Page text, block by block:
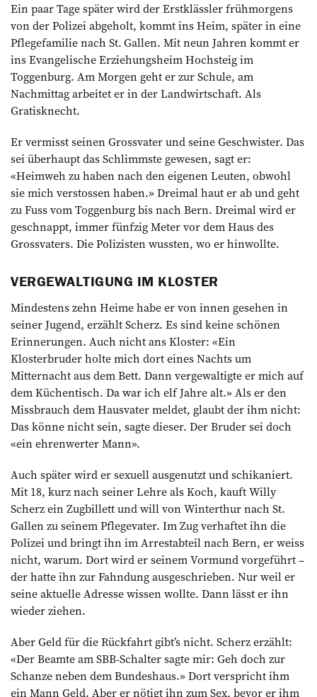
Ein paar Tage später wird der Erstklässler frühmorgens
von der Polizei abgeholt, kommt ins Heim, später in eine
Pflegefamilie nach St. Gallen. Mit neun Jahren kommt er
ins Evangelische Erziehungsheim Hochsteig im
Toggenburg. Am Morgen geht er zur Schule, am
Nachmittag ­arbeitet er in der Landwirtschaft. Als
Gratisknecht.
Er vermisst seinen Grossvater und seine Geschwister. Das
sei überhaupt das Schlimmste gewesen, sagt er:
«Heimweh zu haben nach den eigenen Leuten, obwohl
sie mich verstossen haben.» Dreimal haut er ab und geht
zu Fuss vom Toggenburg bis nach Bern. Dreimal wird er
geschnappt, immer fünfzig Meter vor dem Haus des
Grossvaters. Die Polizisten wussten, wo er hinwollte.
VERGEWALTIGUNG IM KLOSTER
Mindestens zehn Heime habe er von innen gesehen in
seiner Jugend, erzählt Scherz. Es sind keine schönen
Erinnerungen. Auch nicht ans Kloster: «Ein
Klosterbruder holte mich dort eines Nachts um
Mitternacht aus dem Bett. Dann vergewaltigte er mich auf
dem Küchentisch. Da war ich elf Jahre alt.» Als er den
Missbrauch dem Hausvater meldet, glaubt der ihm nicht:
Das könne nicht sein, sagte dieser. Der Bruder sei doch
«ein ehrenwerter Mann».
Auch später wird er sexuell ausgenutzt und schikaniert.
Mit 18, kurz nach seiner Lehre als Koch, kauft Willy
Scherz ein Zugbillett und will von Winterthur nach St.
Gallen zu seinem Pflegevater. Im Zug verhaftet ihn die
Polizei und bringt ihn im Arrestabteil nach Bern, er weiss
nicht, warum. Dort wird er seinem Vormund vorgeführt –
der hatte ihn zur Fahndung ausgeschrieben. Nur weil er
seine aktuelle Adresse wissen wollte. Dann lässt er ihn
wieder ziehen.
Aber Geld für die Rückfahrt gibt’s nicht. Scherz erzählt:
«Der Beamte am SBB-Schalter sagte mir: Geh doch zur
Schanze neben dem Bundeshaus.» Dort verspricht ihm
ein Mann Geld. Aber er nötigt ihn zum Sex, bevor er ihm